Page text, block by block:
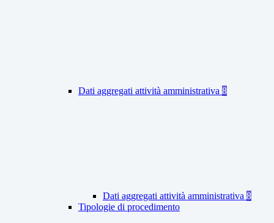
Dati aggregati attività amministrativa 8
Dati aggregati attività amministrativa 8
Tipologie di procedimento